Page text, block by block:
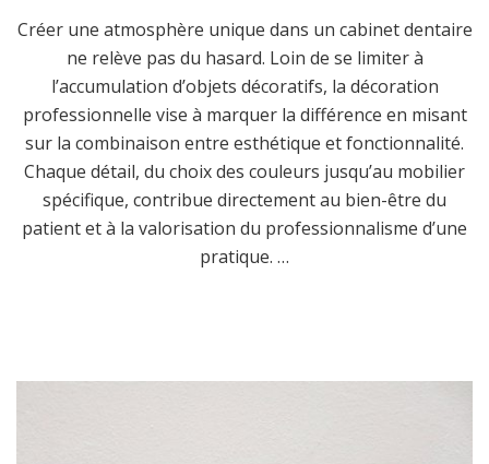
Créer une atmosphère unique dans un cabinet dentaire
ne relève pas du hasard. Loin de se limiter à
l’accumulation d’objets décoratifs, la décoration
professionnelle vise à marquer la différence en misant
sur la combinaison entre esthétique et fonctionnalité.
Chaque détail, du choix des couleurs jusqu’au mobilier
spécifique, contribue directement au bien-être du
patient et à la valorisation du professionnalisme d’une
pratique. …